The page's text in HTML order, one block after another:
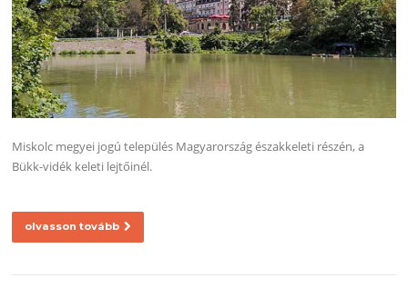
Miskolc megyei jogú település Magyarország északkeleti részén, a
Bükk-vidék keleti lejtőinél.
olvasson tovább